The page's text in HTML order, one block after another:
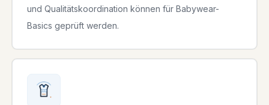
und Qualitätskoordination können für Babywear-
Basics geprüft werden.